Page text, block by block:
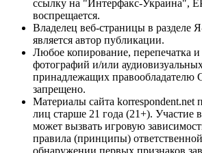
ссылку на "Интерфакс-Украина",
воспрещается.
Владелец веб-страницы в разделе
является автор публикации.
Любое копирование, перепечатка и
фотографий и/или
принадлежащих правообладателю
запрещено.
Материалы сайта korrespondent.net
лиц старше 21 года (21+). Участие
может вызвать игровую
правила (принципы)
обнаружении первых признаков